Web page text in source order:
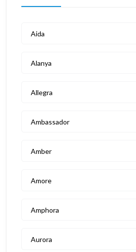
Aida
Alanya
Allegra
Ambassador
Amber
Amore
Amphora
Aurora